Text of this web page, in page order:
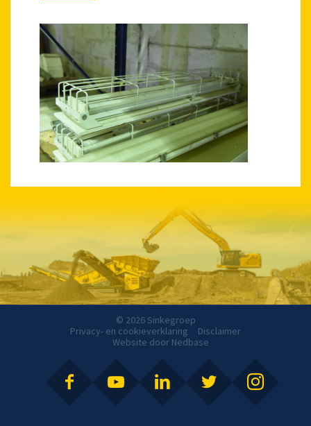
© 2026 Sinkegroep
Privacy- en cookieverklaring
Disclaimer
Website door Nedbase